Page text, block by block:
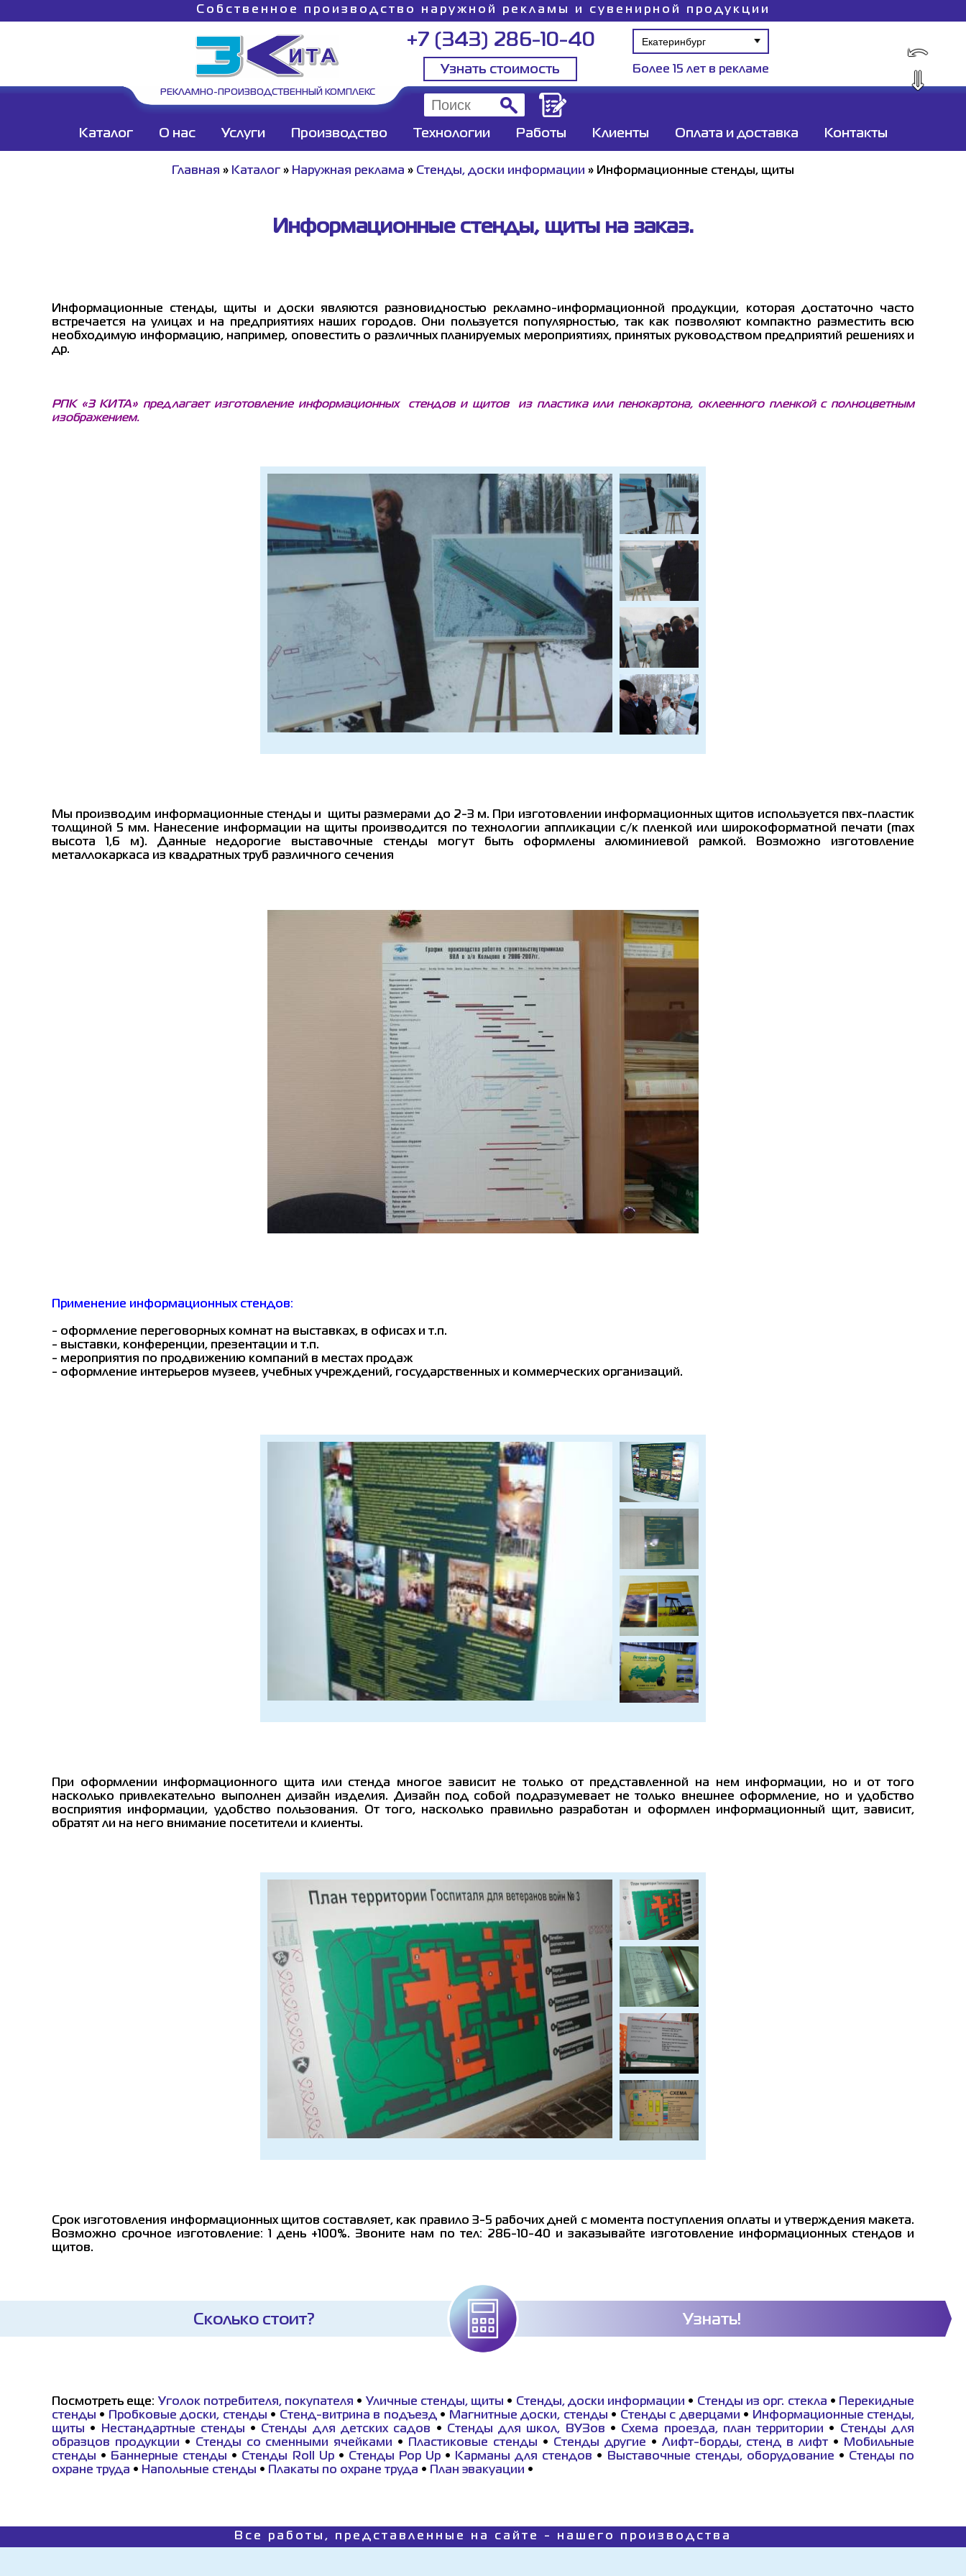
⇓
⤺
Собственное производство наружной рекламы и сувенирной продукции
РЕКЛАМНО-ПРОИЗВОДСТВЕННЫЙ КОМПЛЕКС
+7 (343) 286-10-40
Узнать стоимость Более 15 лет в рекламе
Каталог О нас Услуги Производство Технологии Работы Клиенты Оплата и доставка Контакты
Главная » Каталог » Наружная реклама » Стенды, доски информации » Информационные стенды, щиты
Информационные стенды, щиты на заказ.
Информационные стенды, щиты и доски являются разновидностью рекламно-информационной продукции, которая достаточно часто
встречается на улицах и на предприятиях наших городов. Они пользуется популярностью, так как позволяют компактно разместить всю
необходимую информацию, например, оповестить о различных планируемых мероприятиях, принятых руководством предприятий решениях и
др.
РПК «3 КИТА» предлагает изготовление информационных стендов и щитов из пластика или пенокартона, оклеенного пленкой с полноцветным
изображением.
Мы производим информационные стенды и щиты размерами до 2-3 м. При изготовлении информационных щитов используется пвх-пластик
толщиной 5 мм. Нанесение информации на щиты производится по технологии аппликации с/к пленкой или широкоформатной печати (max
высота 1,6 м). Данные недорогие выставочные стенды могут быть оформлены алюминиевой рамкой. Возможно изготовление
металлокаркаса из квадратных труб различного сечения
Применение информационных стендов:
- оформление переговорных комнат на выставках, в офисах и т.п.
- выставки, конференции, презентации и т.п.
- мероприятия по продвижению компаний в местах продаж
- оформление интерьеров музеев, учебных учреждений, государственных и коммерческих организаций.
При оформлении информационного щита или стенда многое зависит не только от представленной на нем информации, но и от того
насколько привлекательно выполнен дизайн изделия. Дизайн под собой подразумевает не только внешнее оформление, но и удобство
восприятия информации, удобство пользования. От того, насколько правильно разработан и оформлен информационный щит, зависит,
обратят ли на него внимание посетители и клиенты.
Срок изготовления информационных щитов составляет, как правило 3-5 рабочих дней с момента поступления оплаты и утверждения макета.
Возможно срочное изготовление: 1 день +100%. Звоните нам по тел: 286-10-40 и заказывайте изготовление информационных стендов и
щитов.
Сколько стоит? Узнать!
Посмотреть еще: Уголок потребителя, покупателя • Уличные стенды, щиты • Стенды, доски информации • Стенды из орг. стекла •
Перекидные
стенды
• Пробковые доски, стенды • Стенд-витрина в подъезд• Магнитные доски, cтенды • Стенды с дверцами • Информационные стенды,
щиты
• Нестандартные стенды • Стенды для детских садов • Стенды для школ, ВУЗов • Cхема проезда, план территории • Стенды для
образцов продукции • Стенды со сменными ячейками • Пластиковые стенды • Стенды другие • Лифт-борды, стенд в лифт •
Мобильные
стенды
• Баннерные стенды • Стенды Roll Up • Стенды Рор Up • Карманы для стендов • Выставочные стенды, оборудование • Стенды по
охране труда • Напольные стенды • Плакаты по охране труда • План эвакуации •
Все работы, представленные на сайте - нашего производства